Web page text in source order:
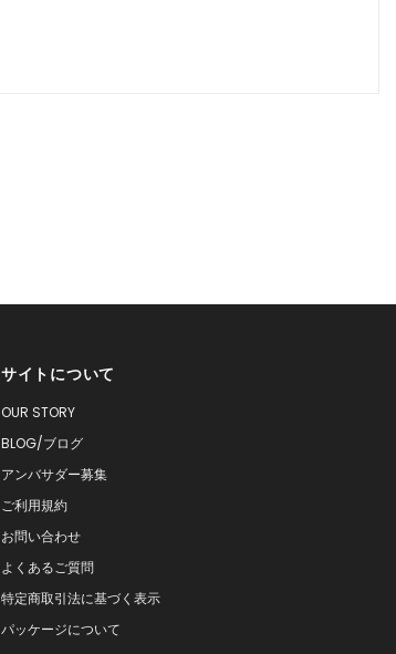
サイトについて
OUR STORY
BLOG/ブログ
アンバサダー募集
ご利用規約
お問い合わせ
よくあるご質問
特定商取引法に基づく表示
パッケージについて